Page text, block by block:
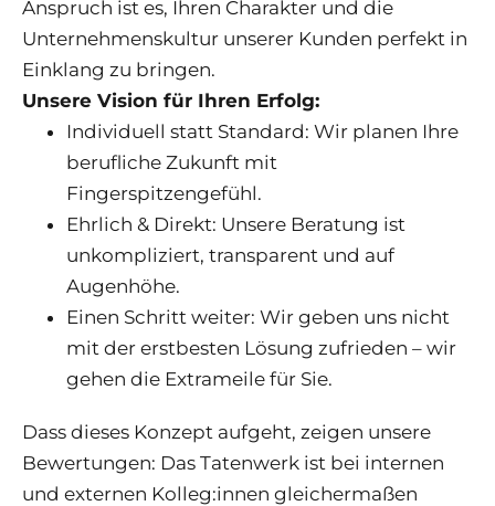
Anspruch ist es, Ihren Charakter und die
Unternehmenskultur unserer Kunden perfekt in
Einklang zu bringen.
Unsere Vision für Ihren Erfolg:
Individuell statt Standard: Wir planen Ihre
berufliche Zukunft mit
Fingerspitzengefühl.
Ehrlich & Direkt: Unsere Beratung ist
unkompliziert, transparent und auf
Augenhöhe.
Einen Schritt weiter: Wir geben uns nicht
mit der erstbesten Lösung zufrieden – wir
gehen die Extrameile für Sie.
Dass dieses Konzept aufgeht, zeigen unsere
Bewertungen: Das Tatenwerk ist bei internen
und externen Kolleg:innen gleichermaßen